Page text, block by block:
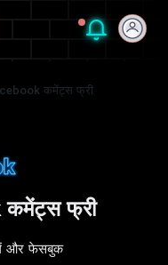
कमेंट्स फ्री
कमेंट्स फ्री
और फेसबुक